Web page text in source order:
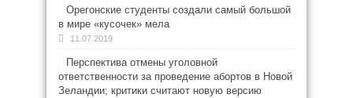
Орегонские студенты создали самый большой
в мире «кусочек» мела
11.07.2019
Перспектива отмены уголовной
ответственности за проведение абортов в Новой
Зеландии; критики считают новую версию